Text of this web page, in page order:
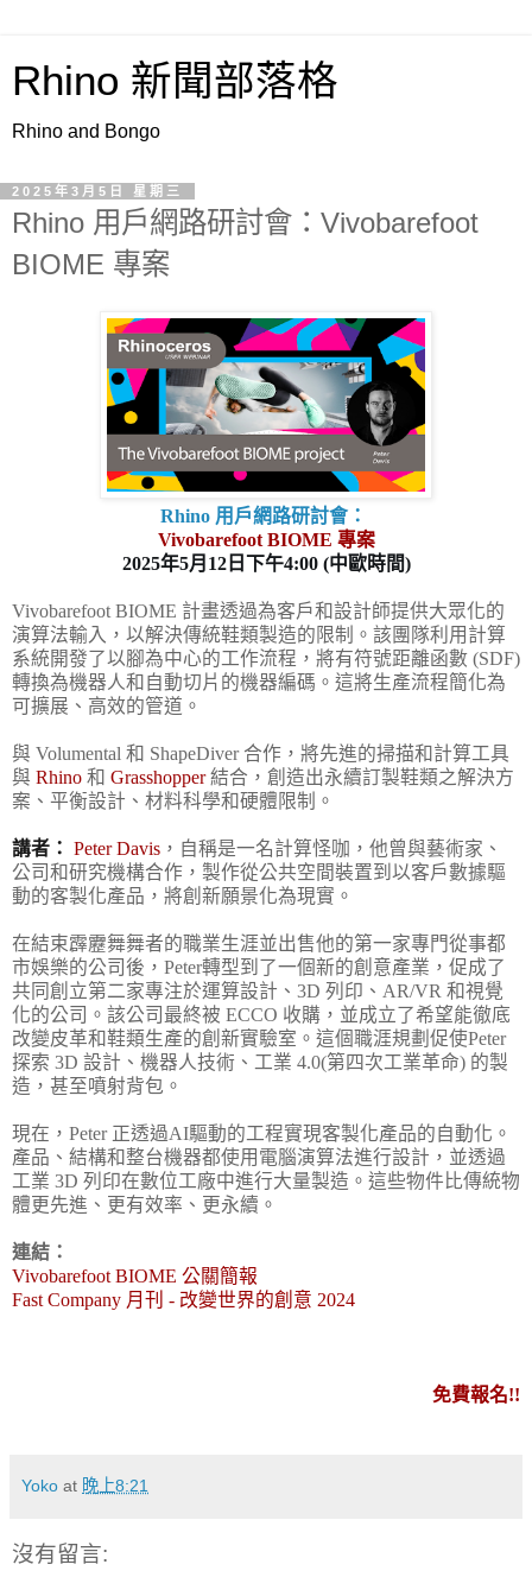
Rhino 新聞部落格
Rhino and Bongo
2025年3月5日 星期三
Rhino 用戶網路研討會：Vivobarefoot
BIOME 專案
Rhino 用戶網路研討會：
Vivobarefoot BIOME 專案
2025年5月12日下午4:00 (中歐時間)
Vivobarefoot BIOME 計畫透過為客戶和設計師提供大眾化的
演算法輸入，以解決傳統鞋類製造的限制。該團隊利用計算
系統開發了以腳為中心的工作流程，將有符號距離函數 (SDF)
轉換為機器人和自動切片的機器編碼。這將生產流程簡化為
可擴展、高效的管道。
與 Volumental 和 ShapeDiver 合作，將先進的掃描和計算工具
與 Rhino 和 Grasshopper結合，創造出永續訂製鞋類之解決方
案、平衡設計、材料科學和硬體限制。
講者： Peter Davis ，自稱是一名計算怪咖，他曾與藝術家、
公司和研究機構合作，製作從公共空間裝置到以客戶數據驅
動的客製化產品， 將創新願景化為現實 。
在結束霹靂舞舞者的職業生涯並出售他的第一家專門從事都
市娛樂的公司後，Peter轉型到了一個新的創意產業，促成了
共同創立第二家專注於運算設計、3D 列印、AR/VR 和視覺
化的公司。該公司最終被 ECCO 收購，並成立了希望能徹底
改變皮革和鞋類生產的創新實驗室。這個職涯規劃促使Peter
探索 3D 設計、機器人技術、工業 4.0(第四次工業革命) 的製
造，甚至噴射背包。
現在，Peter 正透過AI驅動的工程實現客製化產品的自動化。
產品、結構和整台機器都使用電腦演算法進行設計，並透過
工業 3D 列印在數位工廠中進行大量製造。這些物件比傳統物
體更先進、更有效率、更永續。
連結：
Vivobarefoot BIOME 公關簡報
Fast Company 月刊 - 改變世界的創意 2024
免費報名!!
Yoko at 晚上8:21
沒有留言: